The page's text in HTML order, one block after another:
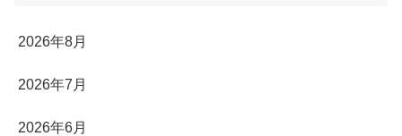
2026年8月
2026年7月
2026年6月